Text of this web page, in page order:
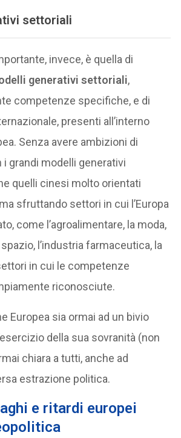
settoriali
invece, è quella di
generativi settoriali,
competenze specifiche, e di
presenti all’interno
Senza avere ambizioni di
grandi modelli generativi
quelli cinesi molto orientati
sfruttando settori in cui l’Europa
come l’agroalimentare, la moda,
l’industria farmaceutica, la
in cui le competenze
riconosciute.
Europea sia ormai ad un bivio
della sua sovranità (non
chiara a tutti, anche ad
estrazione politica.
e ritardi europei